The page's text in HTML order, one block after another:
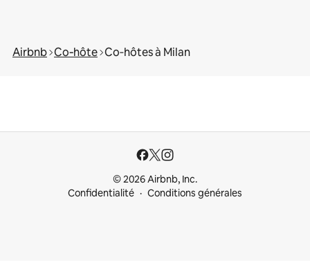
Airbnb Co‑hôte Co‑hôtes à Milan
© 2026 Airbnb, Inc.
Confidentialité
Conditions générales